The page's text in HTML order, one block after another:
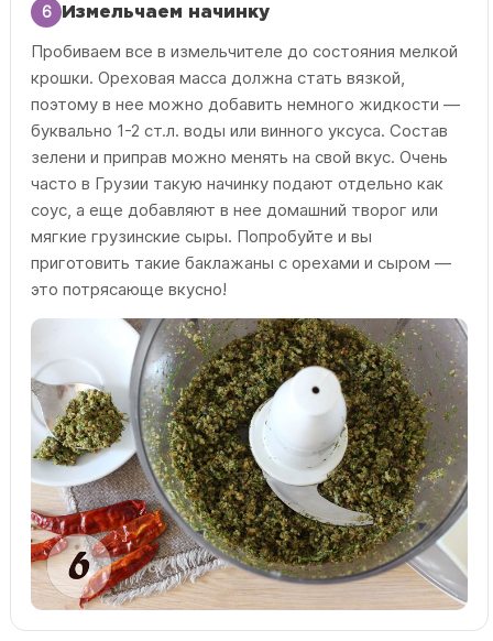
6 Измельчаем начинку
Пробиваем все в измельчителе до состояния мелкой
крошки. Ореховая масса должна стать вязкой,
поэтому в нее можно добавить немного жидкости —
буквально 1-2 ст.л. воды или винного уксуса. Состав
зелени и приправ можно менять на свой вкус. Очень
часто в Грузии такую начинку подают отдельно как
соус, а еще добавляют в нее домашний творог или
мягкие грузинские сыры. Попробуйте и вы
приготовить такие баклажаны с орехами и сыром —
это потрясающе вкусно!